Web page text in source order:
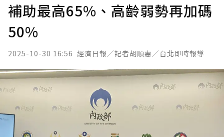
補助最高65%、高齡弱勢再加碼
50%
2025-10-30 16:56 經濟日報／記者胡順惠／台北即時報導